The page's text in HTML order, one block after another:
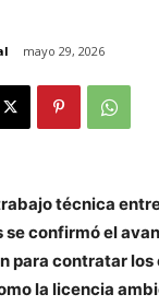
mayo 29, 2026
técnica
se confirmó el
para contratar los
la licencia